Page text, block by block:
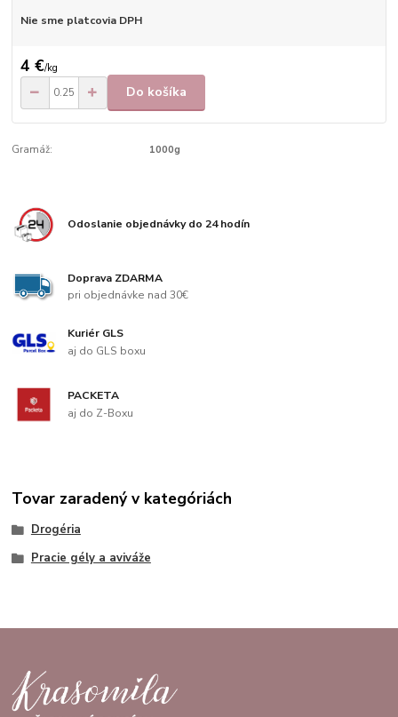
Nie sme platcovia DPH
4 €/kg
Do košíka
Gramáž: 1000g
Odoslanie objednávky do 24 hodín
Doprava ZDARMA
pri objednávke nad 30€
Kuriér GLS
aj do GLS boxu
PACKETA
aj do Z-Boxu
Tovar zaradený v kategóriách
Drogéria
Pracie gély a aviváže